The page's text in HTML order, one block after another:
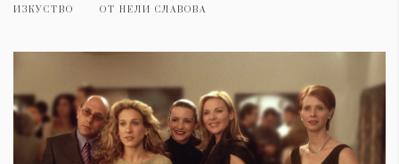
ИЗКУСТВО ОТ НЕЛИ СЛАВОВА